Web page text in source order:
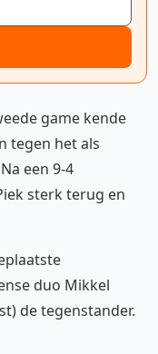
game kende
tegen het als
een 9-4
sterk terug en
duo Mikkel
de tegenstander.